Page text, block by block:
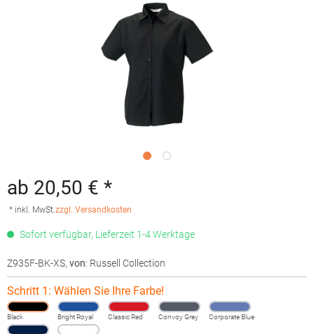
ab 20,50 € *
* inkl. MwSt.zzgl. Versandkosten
Sofort verfügbar, Lieferzeit 1-4 Werktage
Z935F-BK-XS, von: Russell Collection
Schritt 1: Wählen Sie Ihre Farbe!
Black Bright Royal Classic Red Convoy Grey Corporate Blue